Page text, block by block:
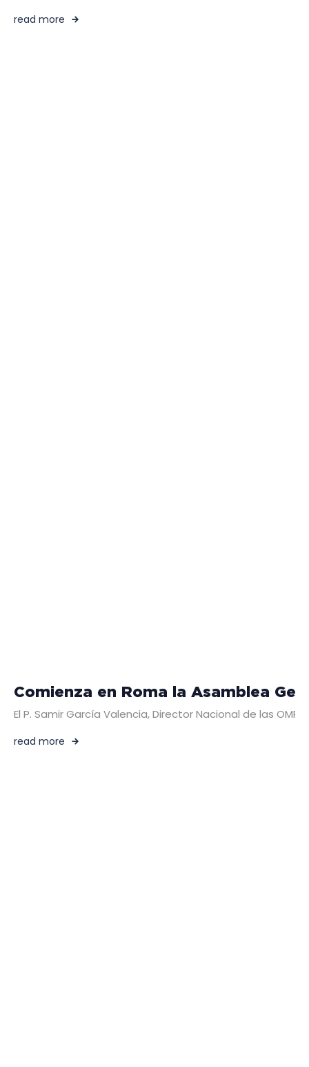
read more
Comienza en Roma la Asamblea
El P. Samir García Valencia, Director Nacional de las
read more